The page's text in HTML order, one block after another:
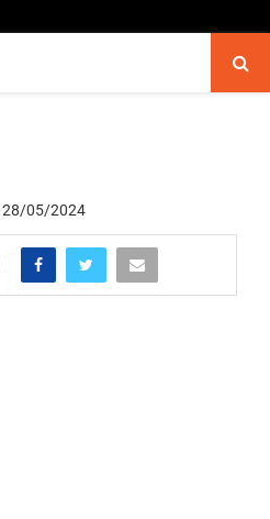
28/05/2024